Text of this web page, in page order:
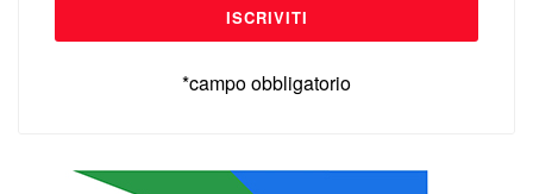
*campo obbligatorio